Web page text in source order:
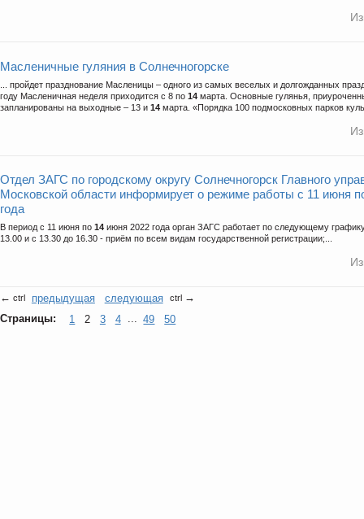
Масленичные гуляния в Солнечногорске
... пройдет празднование Масленицы – одного из самых веселых и долгожданных
году Масленичная неделя приходится с 8 по 14 марта. Основные гулянья,
запланированы на выходные – 13 и 14 марта. «Порядка 100 подмосковных парков
Отдел ЗАГС по городскому округу Солнечногорск Главного
Московской области информирует о режиме работы с 11 июня
года
В период с 11 июня по 14 июня 2022 года орган ЗАГС работает по следующему
13.00 и с 13.30 до 16.30 - приём по всем видам государственной регистрации;...
← ctrl предыдущая следующая ctrl →
Страницы:
1 2 3 4 ... 49 50